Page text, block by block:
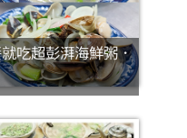
吃超彭湃海鮮粥．